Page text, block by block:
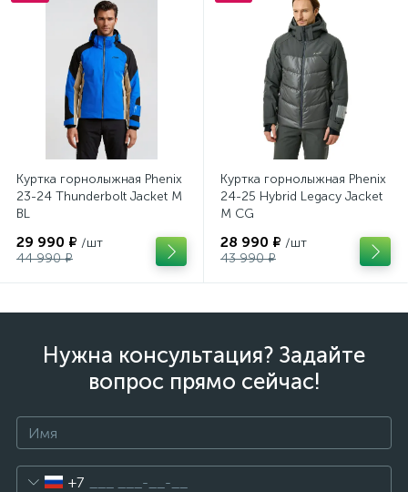
Куртка горнолыжная Phenix
23-24 Thunderbolt Jacket M
BL
29 990 ₽ /шт
44 990 ₽
Куртка горнолыжная Phenix
24-25 Hybrid Legacy Jacket
M CG
28 990 ₽ /шт
43 990 ₽
Нужна консультация? Задайте
вопрос прямо сейчас!
+7